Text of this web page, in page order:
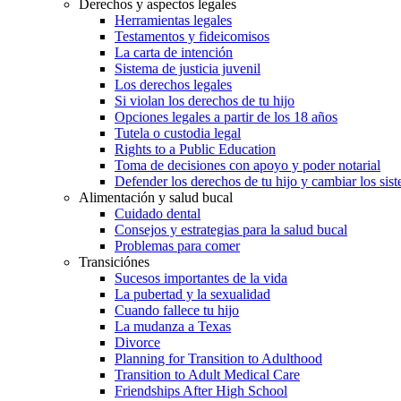
Derechos y aspectos legales
Herramientas legales
Testamentos y fideicomisos
La carta de intención
Sistema de justicia juvenil
Los derechos legales
Si violan los derechos de tu hijo
Opciones legales a partir de los 18 años
Tutela o custodia legal
Rights to a Public Education
Toma de decisiones con apoyo y poder notarial
Defender los derechos de tu hijo y cambiar los
Alimentación y salud bucal
Cuidado dental
Consejos y estrategias para la salud bucal
Problemas para comer
Transiciónes
Sucesos importantes de la vida
La pubertad y la sexualidad
Cuando fallece tu hijo
La mudanza a Texas
Divorce
Planning for Transition to Adulthood
Transition to Adult Medical Care
Friendships After High School